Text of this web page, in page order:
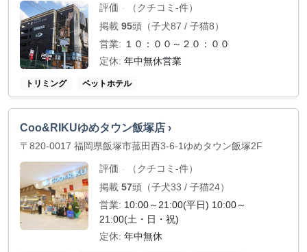
評価 -
（クチコミ-件）
掲載 95頭（子犬87 / 子猫8）
営業: １０：００～２０：００
定休: 年中無休営業
トリミング ペットホテル
Coo&RIKUゆめタウン飯塚店 ›
〒820-0017 福岡県飯塚市菰田西3-6-1ゆめタウン飯塚2F
評価 -
（クチコミ-件）
掲載 57頭（子犬33 / 子猫24）
営業: 10:00～21:00(平日) 10:00～
21:00(土・日・祝)
定休: 年中無休